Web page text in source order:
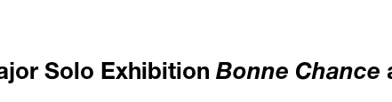
Solo ExhibitionBonne Chance